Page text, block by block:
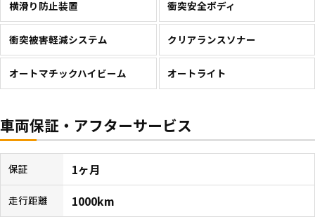
横滑り防止装置 衝突安全ボディ
衝突被害軽減システム クリアランスソナー
オートマチックハイビーム オートライト
車両保証・アフターサービス
保証 1ヶ月
走行距離 1000km